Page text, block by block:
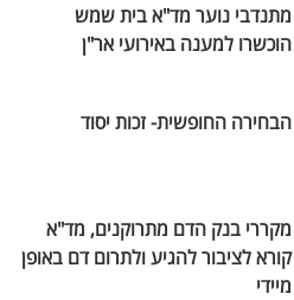
מתנדבי נוער מד"א בית שמש
הוכשרו למענה באירועי אר"ן
הבחירה החופשית- זכות יסוד
מקררי בנק הדם מתרוקנים, מד"א
קורא לציבור להגיע ולתרום דם באופן
מיידי